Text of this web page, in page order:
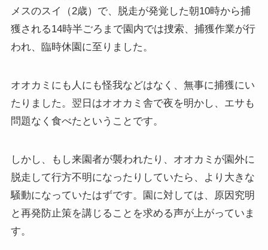
メスのスイ（2歳）で、脱走が発覚した朝10時から捕
獲される14時半ごろまで園内では捜索、捕獲作業が行
われ、臨時休園に至りました。
オオカミにも人にも怪我などはなく、無事に捕獲にい
たりました。翌日はオオカミ舎で夜を明かし、エサも
問題なく食べたということです。
しかし、もし来園者が襲われたり、オオカミが園外に
脱走して行方不明になったりしていたら、より大きな
騒動になっていたはずです。園に対しては、原因究明
と再発防止策を講じることを求める声が上がっていま
す。